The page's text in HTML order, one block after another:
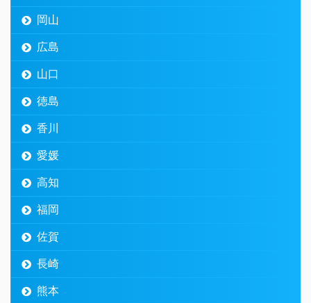
岡山
広島
山口
徳島
香川
愛媛
高知
福岡
佐賀
長崎
熊本